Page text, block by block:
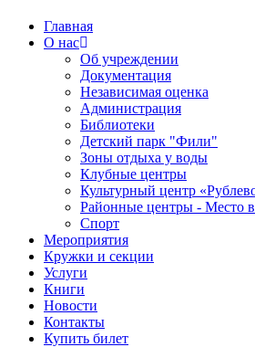
Главная
О нас
Об учреждении
Документация
Независимая оценка
Администрация
Библиотеки
Детский парк "Фили"
Зоны отдыха у воды
Клубные центры
Культурный центр
Районные центры - Место
Спорт
Мероприятия
Кружки и секции
Услуги
Книги
Новости
Контакты
Купить билет